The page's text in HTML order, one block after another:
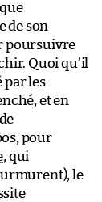
de son
poursuivre
Quoi qu’il
par les
et en
pour
, qui
le